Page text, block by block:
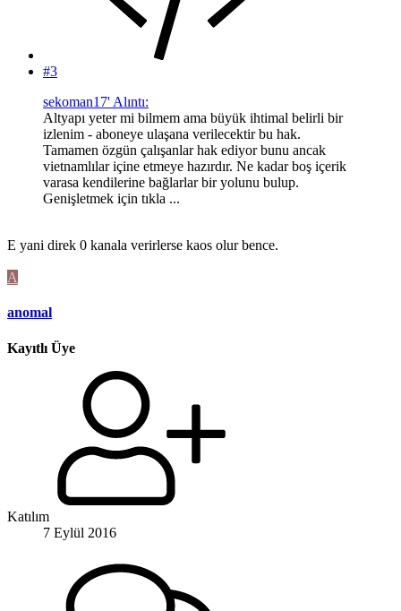
#3
sekoman17' Alıntı:
Altyapı yeter mi bilmem ama büyük ihtimal belirli bir
izlenim - aboneye ulaşana verilecektir bu hak.
Tamamen özgün çalışanlar hak ediyor bunu ancak
vietnamlılar içine etmeye hazırdır. Ne kadar boş içerik
varasa kendilerine bağlarlar bir yolunu bulup.
Genişletmek için tıkla ...
E yani direk 0 kanala verirlerse kaos olur bence.
A
anomal
Kayıtlı Üye
Katılım
7 Eylül 2016